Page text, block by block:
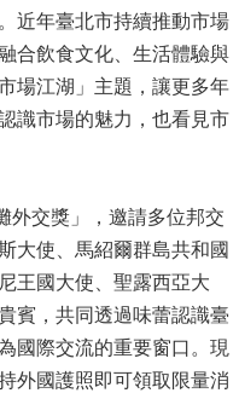
近年臺北市持續推動市場
合飲食文化、生活體驗與
場江湖」主題，讓更多年
識市場的魅力，也看見市
交獎」，邀請多位邦交
大使、馬紹爾群島共和國
王國大使、聖露西亞大
賓，共同透過味蕾認識臺
國際交流的重要窗口。現
外國護照即可領取限量消